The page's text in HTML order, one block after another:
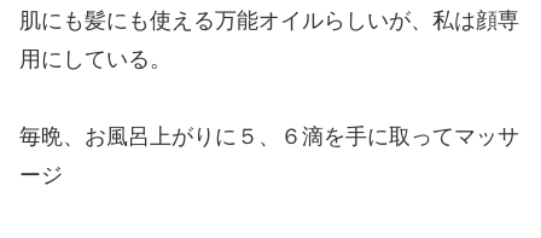
肌にも髪にも使える万能オイルらしいが、私は顔専
用にしている。
毎晩、お風呂上がりに５、６滴を手に取ってマッサ
ージ